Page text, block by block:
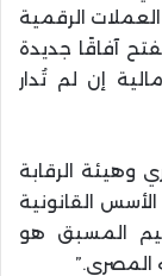
الرقمية
آفاقًا جديدة
إن لم تُدار
وهيئة الرقابة
القانونية
المسبق هو
المصري.”